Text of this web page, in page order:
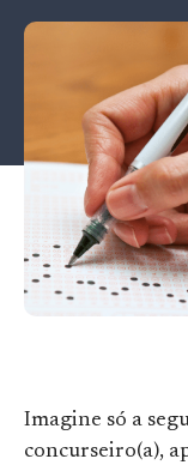
Imagine só a
concurseiro(a),